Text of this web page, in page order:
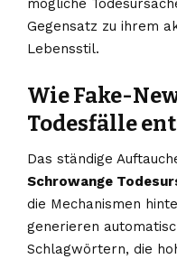
mögliche
Gegensatz zu ihrem
Lebensstil.
Wie Fake-
Todesfälle
Das ständige
Schrowange
die Mechanismen
generieren
Schlagwörtern, die